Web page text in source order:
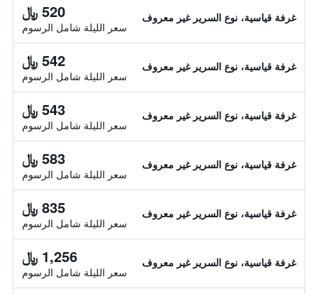
غرفة قياسية، نوع السرير غير معروف 520 ﷼
سعر الليلة شامل الرسوم
غرفة قياسية، نوع السرير غير معروف 542 ﷼
سعر الليلة شامل الرسوم
غرفة قياسية، نوع السرير غير معروف 543 ﷼
سعر الليلة شامل الرسوم
غرفة قياسية، نوع السرير غير معروف 583 ﷼
سعر الليلة شامل الرسوم
غرفة قياسية، نوع السرير غير معروف 835 ﷼
سعر الليلة شامل الرسوم
غرفة قياسية، نوع السرير غير معروف 1,256 ﷼
سعر الليلة شامل الرسوم